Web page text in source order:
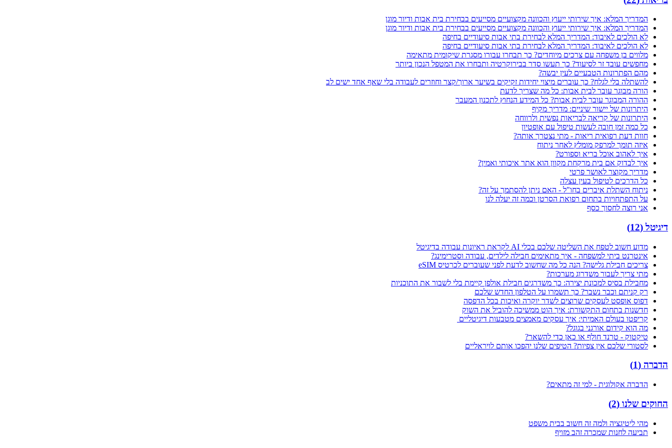
המדריך המלא: איך שירותי ייעוץ והכוונה מקצועיים מסייעים בבחירת בית אבות ודיור מוגן
המדריך המלא: איך שירותי ייעוץ והכוונה מקצועיים מסייעים בבחירת בית אבות ודיור מוגן
לא הולכים לאיבוד: המדריך המלא לבחירת בתי אבות סיעודיים בחיפה
לא הולכים לאיבוד: המדריך המלא לבחירת בתי אבות סיעודיים בחיפה
מלווים בן משפחה עם צרכים מיוחדים? כך תבחרו עבורו מסגרת שיקומית מתאימה
מחפשים עובד זר לסיעוד? כך תעשו סדר בבירוקרטיה ותבחרו את המטפל הנכון ביותר
מהם הפתרונות הטבעיים לעין יבשה?
להשתלה בלי לגלח? כך עוברים מיצוי יחידות זקיקים בשיער ארוך/קצר וחוזרים לעבודה בלי שאף אחד ישים לב
הורה מבוגר עובר לבית אבות: כל מה שצריך לדעת
ההורה המבוגר עובר לבית אבות? כל המידע הנחוץ לתכנון המעבר
היתרונות של יישור שיניים: מדריך מקיף
היתרונות של קריאה לבריאות נפשית ולרווחה
כל כמה זמן חובה לעשות טיפול עם אופטיון
חוות דעת רפואית ריאות - מתי נצטרך אותה?
איזה תומך למרפק מומלץ לאחר ניתוח
איך לאהוב אוכל בריא וספורט?
איך לבדוק אם בית מרקחת מקוון הוא אתר איכותי ואמין?
מדריך מקוצר לאושר פרטי
כל הדרכים לטיפול בעין עצלה
ניתוח השתלת איברים בחו"ל - האם ניתן להסתמך על זה?
על התפתחויות בתחום רפואת הסרטן וכמה זה יעלה לנו
אני רוצה לחסוך כסף
דיגיטל (
12
)
מדוע חשוב לטפח את השליטה שלכם בכלי AI לקראת ראיונות עבודה בדיגיטל
אינטרנט ביתי למשפחה - איך מתאימים חבילה לילדים, עבודה וסטרימינג?
צריכים חבילת גלישה? הנה כל מה שחשוב לדעת לפני שעוברים לכרטיס eSIM
מתי צריך לעבור משדרוג מערכות?
מחבילת בסיס למכונת יצירה: כך משדרגים חבילת אולפן קיימת בלי לשבור את התוכניות
רק קניתם וכבר נשבר? כך תשמרו על הטלפון החדש שלכם
דפוס אופסט לעסקים שרוצים לשדר יוקרה ואיכות בכל הדפסה
חדשנות בתחום התקשורת: איך הוט ממשיכה להוביל את השוק
קריפטו בעולם האמיתי: איך עסקים מאמצים מטבעות דיגיטליים
מה הוא קידום אורגני בגוגל?
טיקטוק - טרנד חולף או כאן כדי להשאר?
לסטורי שלכם אין צפיות? הטיפים שלנו יהפכו אותם לויראליים
הדברה (
1
)
הדברה אקולוגית - למי זה מתאים?
החוקים שלנו (
2
)
מהי ליטיגציה ולמה זה חשוב בבית משפט
תביעה לחנות שמכרה זהב מזויף